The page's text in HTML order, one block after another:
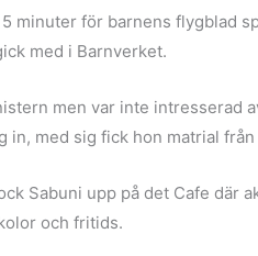
minuter för barnens flygblad
med i Barnverket.
men var inte intresserad
in, med sig fick hon matrial
Sabuni upp på det Cafe där
och fritids.